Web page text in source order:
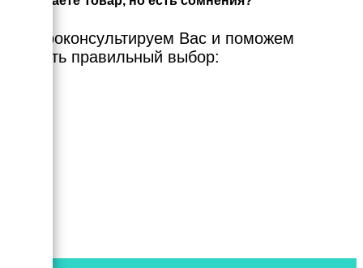
Мы проконсультируем Вас и поможем
сделать правильный выбор: